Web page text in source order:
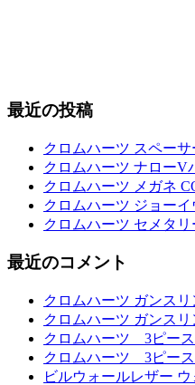
最近の投稿
クロムハーツ スペー
クロムハーツ ナローV
クロムハーツ メガネ
クロムハーツ ジョー
クロムハーツ セメタ
最近のコメント
クロムハーツ ガンス
クロムハーツ ガンス
クロムハーツ 3ピー
クロムハーツ 3ピー
ビルウォールレザー